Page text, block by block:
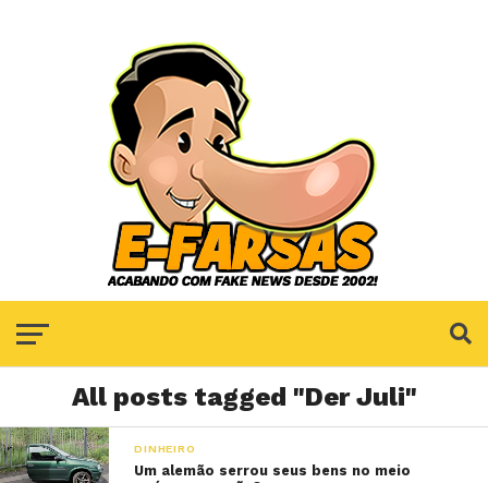
All posts tagged "Der Juli"
DINHEIRO
Um alemão serrou seus bens no meio